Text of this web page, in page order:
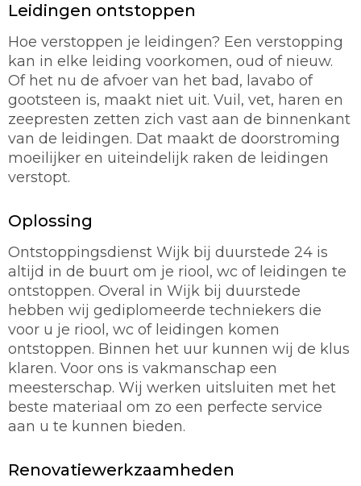
Leidingen ontstoppen
Hoe verstoppen je leidingen? Een verstopping
kan in elke leiding voorkomen, oud of nieuw.
Of het nu de afvoer van het bad, lavabo of
gootsteen is, maakt niet uit. Vuil, vet, haren en
zeepresten zetten zich vast aan de binnenkant
van de leidingen. Dat maakt de doorstroming
moeilijker en uiteindelijk raken de leidingen
verstopt.
Oplossing
Ontstoppingsdienst Wijk bij duurstede 24 is
altijd in de buurt om je riool, wc of leidingen te
ontstoppen. Overal in Wijk bij duurstede
hebben wij gediplomeerde techniekers die
voor u je riool, wc of leidingen komen
ontstoppen. Binnen het uur kunnen wij de klus
klaren. Voor ons is vakmanschap een
meesterschap. Wij werken uitsluiten met het
beste materiaal om zo een perfecte service
aan u te kunnen bieden.
Renovatiewerkzaamheden